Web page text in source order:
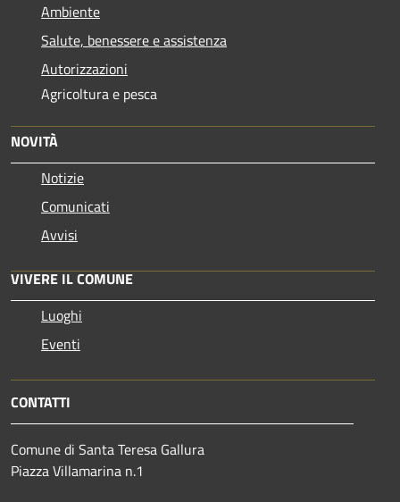
Ambiente
Salute, benessere e assistenza
Autorizzazioni
Agricoltura e pesca
NOVITÀ
Notizie
Comunicati
Avvisi
VIVERE IL COMUNE
Luoghi
Eventi
CONTATTI
Comune di Santa Teresa Gallura
Piazza Villamarina n.1